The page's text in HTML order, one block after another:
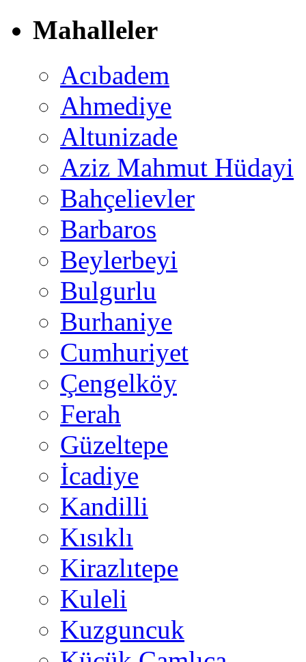
Mahalleler
Acıbadem
Ahmediye
Altunizade
Aziz Mahmut Hüdayi
Bahçelievler
Barbaros
Beylerbeyi
Bulgurlu
Burhaniye
Cumhuriyet
Çengelköy
Ferah
Güzeltepe
İcadiye
Kandilli
Kısıklı
Kirazlıtepe
Kuleli
Kuzguncuk